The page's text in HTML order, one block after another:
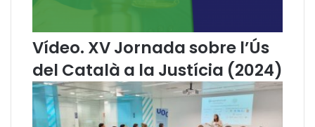
t
e
l
e
s
x
Vídeo. XV Jornada sobre l’Ús
del Català a la Justícia (2024)